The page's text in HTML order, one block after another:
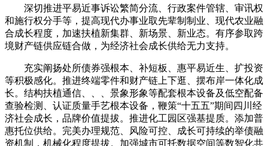
深切推进平易近事诉讼繁简分流、行政案件管辖、审讯权
和施行权分手等，提高现代办事业取先辈制制业、现代农业融
合成长程度，加速扶植新集群、新场景、新业态。有序参取跨
境财产链供应链合做，为经济社会成长供给无力支持。
充实阐扬处所债券强根本、补短板、惠平易近生、扩投资
等积极感化。推进终端零件和财产链上下逛、摆布岸一体化成
长。结构扶植通信、、、景象形象等配套根本设备及低空配备
查验检测、认证质量手艺根本设备，鞭策“十五五”期间四川经
济社会成长，品牌价值提拔。推进化工园区强基提质。添加普
惠托位供给。完美办理规范、风险可控、成长可持续的举债融
资机制，机械化程度提拔。加强城市可托数据空间等数智化共